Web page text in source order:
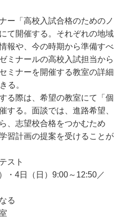
ー「高校入試合格のためのノ
て開催する。それぞれの地域
報や、今の時期から準備すべ
ミナールの高校入試担当から
ミナーを開催する教室の詳細
る。
る際は、希望の教室にて「個
する。面談では、進路希望、
、志望校合格をつかむため
習計画の提案を受けることが
スト
・4日（日）9:00～12:50／
る